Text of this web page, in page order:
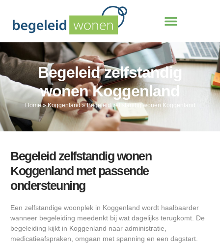
Begeleid zelfstandig
wonen Koggenland
Home»Koggenland»Begeleid zelfstandig wonen Koggenland
Begeleid zelfstandig wonen
Koggenland met passende
ondersteuning
Een zelfstandige woonplek in Koggenland wordt haalbaarder
wanneer begeleiding meedenkt bij wat dagelijks terugkomt. De
begeleiding kijkt in Koggenland naar administratie,
medicatieafspraken, omgaan met spanning en een dagstart.